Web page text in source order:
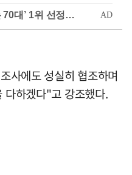
사에도 성실히 협조하며
다하겠다"고 강조했다.